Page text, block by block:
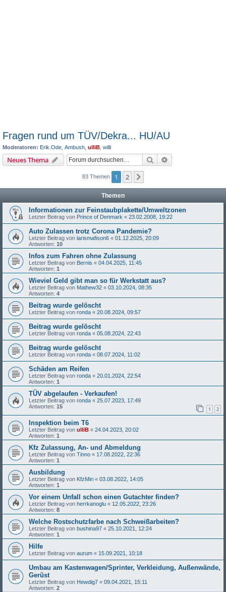
Fragen rund um TÜV/Dekra... HU/AU
Moderatoren: Erik.Ode Ambush ulliB willi
Neues Thema Suche
83 Themen 1 2
Themen
Informationen zur Feinstaubplakette/Umweltzonen
Letzter Beitrag von Prince of Denmark « 23.02.2008, 19:22
Auto Zulassen trotz Corona Pandemie?
Letzter Beitrag von larismafison6 « 01.12.2025, 20:09
Antworten: 10
Infos zum Fahren ohne Zulassung
Letzter Beitrag von Bernis « 04.04.2025, 11:45
Antworten: 1
Wieviel Geld gibt man so für Werkstatt aus?
Letzter Beitrag von Mathew32 « 03.10.2024, 08:35
Antworten: 4
Beitrag wurde gelöscht
Letzter Beitrag von ronda « 20.08.2024, 09:57
Beitrag wurde gelöscht
Letzter Beitrag von ronda « 05.08.2024, 22:43
Beitrag wurde gelöscht
Letzter Beitrag von ronda « 08.07.2024, 11:02
Schäden am Reifen
Letzter Beitrag von ronda « 20.01.2024, 22:54
Antworten: 1
TÜV abgelaufen - Verkaufen!
Letzter Beitrag von ronda « 25.07.2023, 17:49
Antworten: 15 1 2
Inspektion beim T6
Letzter Beitrag von ulliB « 24.04.2023, 20:02
Antworten: 1
Kfz Zulassung, An- und Abmeldung
Letzter Beitrag von Tinno « 17.08.2022, 22:36
Antworten: 1
Ausbildung
Letzter Beitrag von KfzMiri « 03.08.2022, 14:05
Antworten: 1
Vor einem Unfall schon einen Gutachter finden?
Letzter Beitrag von herrkanoglu « 12.05.2022, 23:26
Antworten: 8
Welche Rostschutzfarbe nach Schweißarbeiten?
Letzter Beitrag von bushina97 « 25.10.2021, 12:24
Antworten: 1
Hilfe
Letzter Beitrag von aurum « 15.09.2021, 10:18
Umbau am Kastenwagen/Sprinter, Verkleidung, Außenwände,
Gerüst
Letzter Beitrag von Hewdig7 « 09.04.2021, 15:11
Antworten: 2